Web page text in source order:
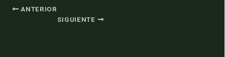
ANTERIOR
SIGUIENTE